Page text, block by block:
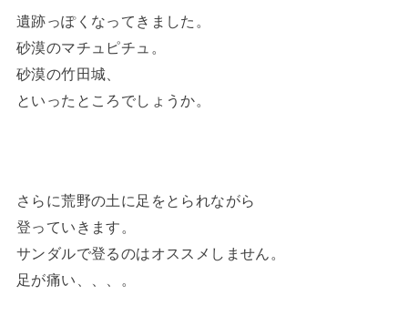
遺跡っぽくなってきました。
砂漠のマチュピチュ。
砂漠の竹田城、
といったところでしょうか。
さらに荒野の土に足をとられながら
登っていきます。
サンダルで登るのはオススメしません。
足が痛い、、、。